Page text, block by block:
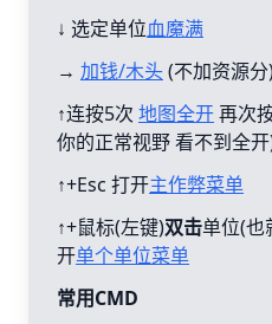
↓ 选定单位血魔满
→ 加钱/木头(不加资源
↑连按5次 地图全开再次
你的正常视野 看不到全
↑+Esc 打开主作弊菜单
↑+鼠标(左键)双击单位(也
开单个单位菜单
常用CMD